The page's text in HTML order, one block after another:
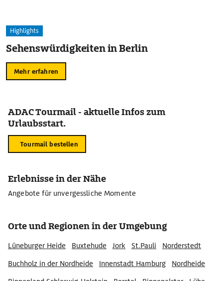
Highlights
Sehenswürdigkeiten in Berlin
Mehr erfahren
ADAC Tourmail - aktuelle Infos zum
Urlaubsstart.
Tourmail bestellen
Erlebnisse in der Nähe
Angebote für unvergessliche Momente
Orte und Regionen in der Umgebung
Lüneburger Heide Buxtehude Jork St.Pauli
Norderstedt
Buchholz in der Nordheide
Innenstadt Hamburg
Nordheide